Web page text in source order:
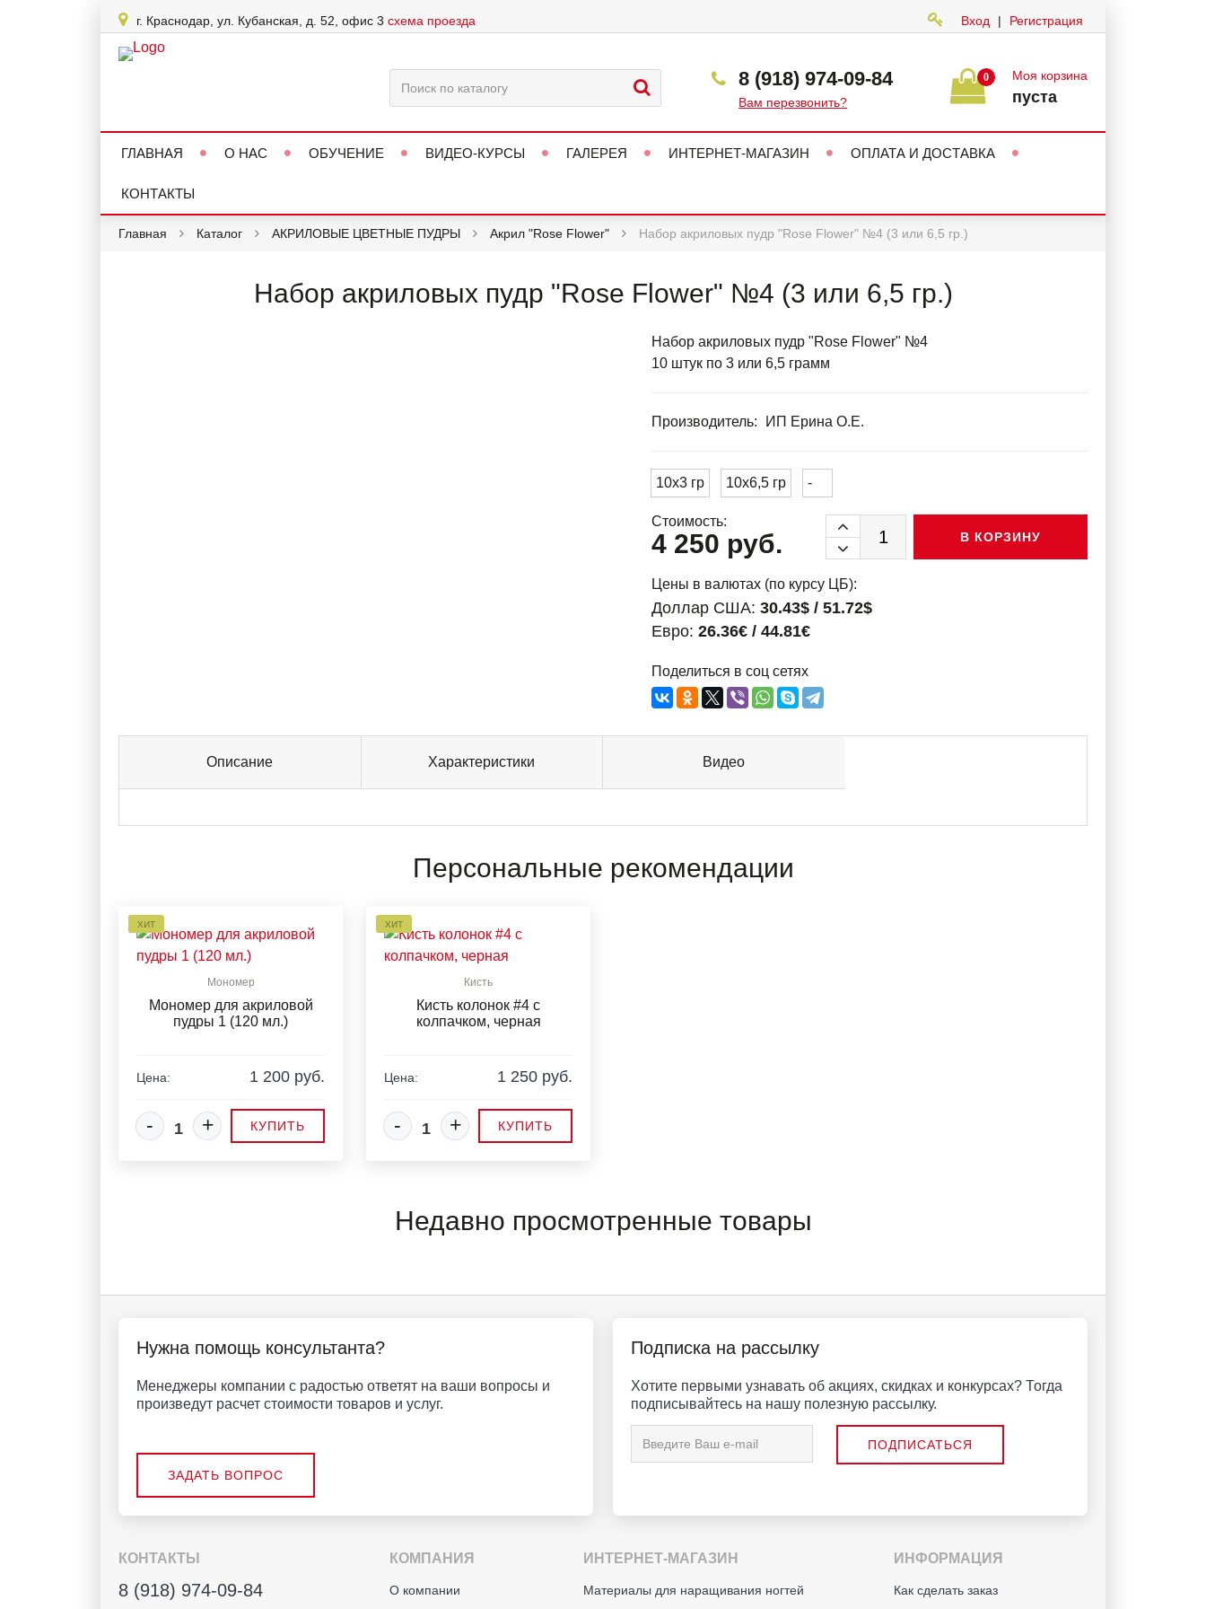
г. Краснодар, ул. Кубанская, д. 52, офис 3 схема проезда Вход | Регистрация
8 (918) 974-09-84
Вам перезвонить?
0 Моя корзина
пуста
ГЛАВНАЯ О НАС ОБУЧЕНИЕ ВИДЕО-КУРСЫ ГАЛЕРЕЯ ИНТЕРНЕТ-МАГАЗИН ОПЛАТА И ДОСТАВКА
КОНТАКТЫ
Главная Каталог АКРИЛОВЫЕ ЦВЕТНЫЕ ПУДРЫ Акрил "Rose Flower" Набор акриловых пудр "Rose Flower" №4 (3 или 6,5 гр.)
Набор акриловых пудр "Rose Flower" №4 (3 или 6,5 гр.)
Набор акриловых пудр "Rose Flower" №4
10 штук по 3 или 6,5 грамм
Производитель: ИП Ерина О.Е.
10х3 гр 10х6,5 гр -
Стоимость:
4 250 руб. В КОРЗИНУ
Цены в валютах (по курсу ЦБ):
Доллар США: 30.43$ / 51.72$
Евро: 26.36€ / 44.81€
Поделиться в соц сетях
Описание Характеристики Видео
Персональные рекомендации
ХИТ
Мономер
Мономер для акриловой
пудры 1 (120 мл.)
Цена: 1 200 руб.
- + КУПИТЬ
ХИТ
Кисть
Кисть колонок #4 с
колпачком, черная
Цена: 1 250 руб.
- + КУПИТЬ
Недавно просмотренные товары
Нужна помощь консультанта?
Менеджеры компании с радостью ответят на ваши вопросы и
произведут расчет стоимости товаров и услуг.
ЗАДАТЬ ВОПРОС
Подписка на рассылку
Хотите первыми узнавать об акциях, скидках и конкурсах? Тогда
подписывайтесь на нашу полезную рассылку.
КОНТАКТЫ
8 (918) 974-09-84
КОМПАНИЯ
О компании
ИНТЕРНЕТ-МАГАЗИН
Материалы для наращивания ногтей
ИНФОРМАЦИЯ
Как сделать заказ